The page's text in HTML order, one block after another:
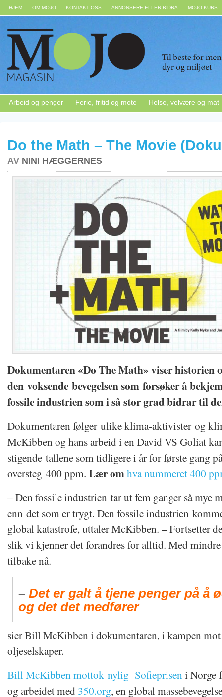
HJEM OM MOJO KONTAKT OSS ANNONSERE ELLER BIDRA MOJO KURS
Arbeid og penger Ferie, fritid og mote Helse, velvære og mat
Do the Math – The Movie
AV NINI HÆGGERNES
Dokumentaren «Do The Math» viser historien
den voksende bevegelsen som forsøker å
fossile industrien som i så stor grad bidrar til
Dokumentaren følger ulike klima-aktivister og
McKibben og hans arbeid i en David VS Goliat
stigende tallene som tidligere i år for første gang
oversteg 400 ppm. Lær omhva nummeret 400
– Den fossile industrien tar ut fem ganger så mye
enn det som er trygt. Den fossile industrien
global katastrofe, uttaler McKibben. – Fortsetter
slik vi kjenner det forandres for alltid. Med
tilbake nå.
– Det er galt å tjene penger på å
og det det medfører
sier Bill McKibben i dokumentaren, i kampen mot
oljeselskaper.
Bill McKibben mottok nylig Sofiepriseni Norge
og arbeidet med 350.org, en global